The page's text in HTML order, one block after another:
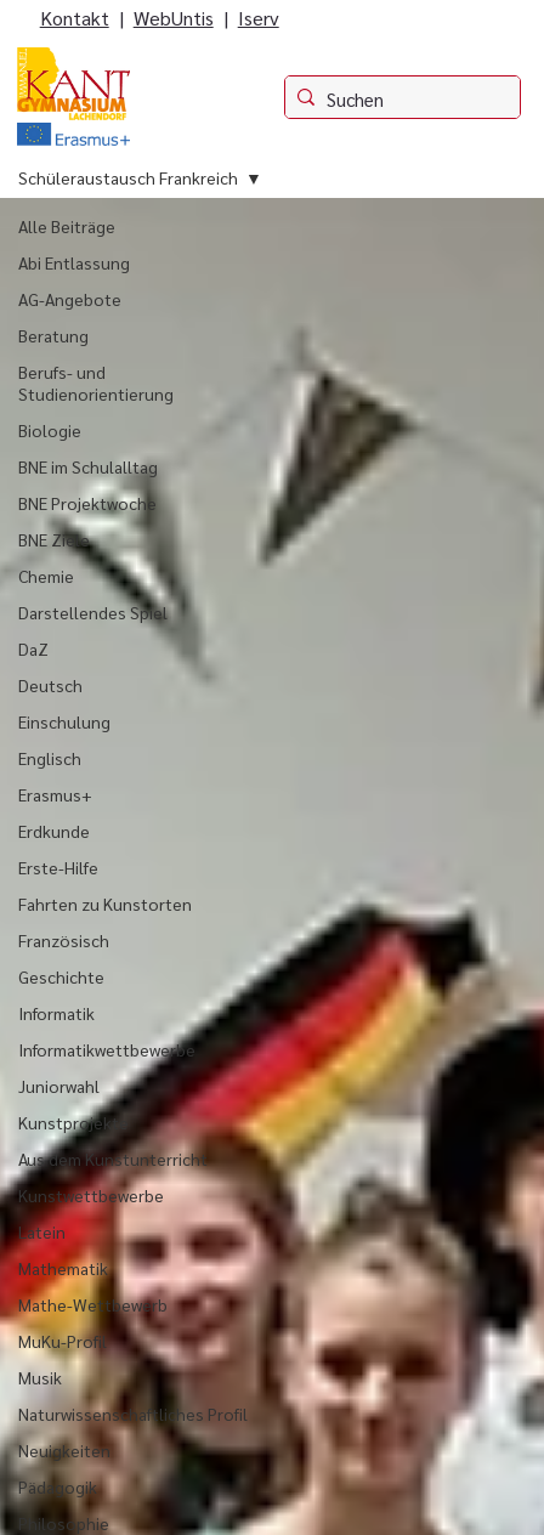
Kontakt | WebUntis | Iserv
Alle Beiträge
Abi Entlassung
AG-Angebote
Beratung
Berufs- und
Studienorientierung
Biologie
BNE im Schulalltag
BNE Projektwoche
BNE Ziele
Chemie
Darstellendes Spiel
DaZ
Deutsch
Einschulung
Englisch
Erasmus+
Erdkunde
Erste-Hilfe
Fahrten zu Kunstorten
Französisch
Geschichte
Informatik
Informatikwettbewerbe
Juniorwahl
Kunstprojekte
Aus dem Kunstunterricht
Kunstwettbewerbe
Latein
Mathematik
Mathe-Wettbewerb
MuKu-Profil
Musik
Naturwissenschaftliches Profil
Neuigkeiten
Pädagogik
Philosophie
Schüleraustausch Frankreich